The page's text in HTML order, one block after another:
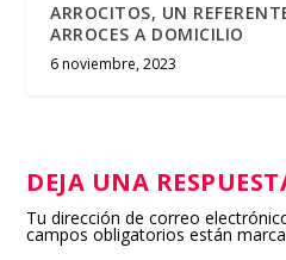
ARROCITOS, UN
ARROCES A DOMICILIO
6 noviembre, 2023
DEJA UNA
Tu dirección de correo
campos obligatorios están